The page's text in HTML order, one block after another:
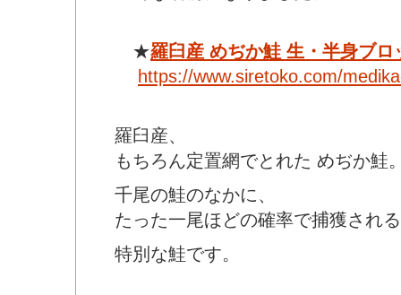
★羅臼産 めぢか鮭 生・半身ブロ
https://www.siretoko.com/
羅臼産、
もちろん定置網でとれた めぢか鮭
千尾の鮭のなかに、
たった一尾ほどの確率で捕獲され
特別な鮭です。